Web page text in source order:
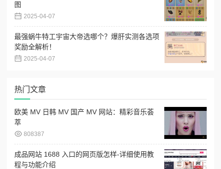
图
2025-04-07
最强蜗牛特工宇宙大帝选哪个？爆肝实测各选项
奖励全解析！
2025-04-07
热门文章
欧美 MV 日韩 MV 国产 MV 网站：精彩音乐荟
萃
808387
成品网站 1688 入口的网页版怎样-详细使用教
程与功能介绍